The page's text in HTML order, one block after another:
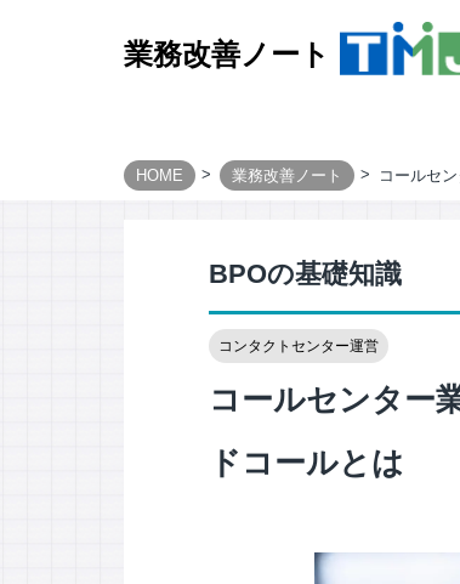
業務改善ノート
BUSINESS PROCESS
TMJ Generative Solution
CXデザインコンサルティング
BPOデザイン
業務量調査・分析パッケージ
AI導入支援サービス
HOME 業務改善ノート コールセ
BPOの基礎知識
コンタクトセンター運営
コールセンター
ドコールとは